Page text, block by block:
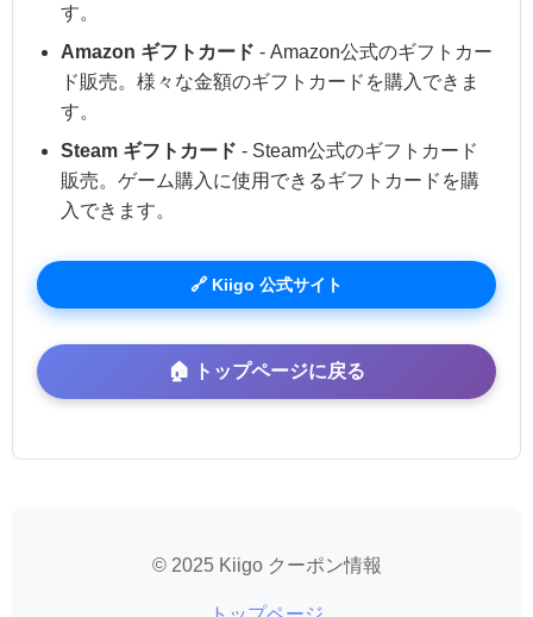
す。
Amazon ギフトカード - Amazon公式のギフトカー
ド販売。様々な金額のギフトカードを購入できま
す。
Steam ギフトカード - Steam公式のギフトカード
販売。ゲーム購入に使用できるギフトカードを購
入できます。
🔗 Kiigo 公式サイト
🏠 トップページに戻る
© 2025 Kiigo クーポン情報